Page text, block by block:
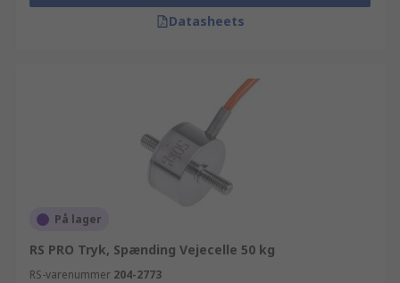
Datasheets
På lager
RS PRO Tryk, Spænding Vejecelle 50 kg
RS-varenummer 204-2773